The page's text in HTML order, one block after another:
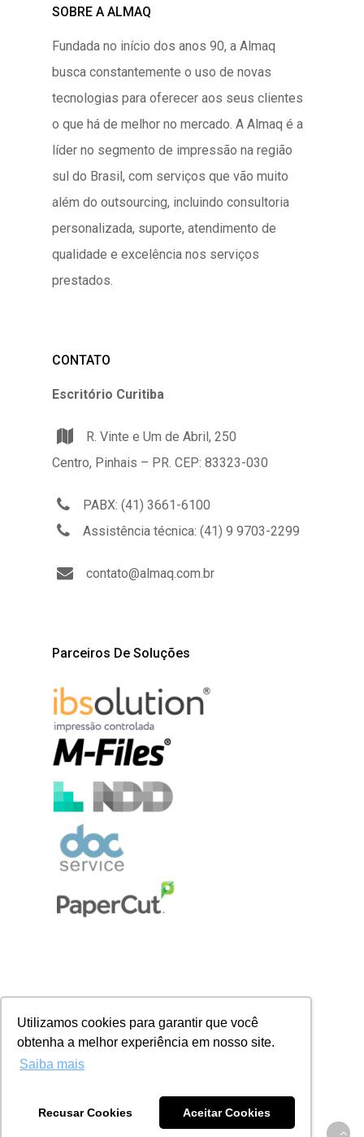
Utilizamos cookies para garantir que você
obtenha a melhor experiência em nosso site.
Saiba mais
Recusar Cookies Aceitar Cookies
SOBRE A ALMAQ
Fundada no início dos anos 90, a Almaq
busca constantemente o uso de novas
tecnologias para oferecer aos seus clientes
o que há de melhor no mercado. A Almaq é a
líder no segmento de impressão na região
sul do Brasil, com serviços que vão muito
além do outsourcing, incluindo consultoria
personalizada, suporte, atendimento de
qualidade e excelência nos serviços
prestados.
CONTATO
Escritório Curitiba
R. Vinte e Um de Abril, 250
Centro, Pinhais – PR. CEP: 83323-030
PABX: (41) 3661-6100
Assistência técnica: (41) 9 9703-2299
contato@almaq.com.br
Parceiros De Soluções